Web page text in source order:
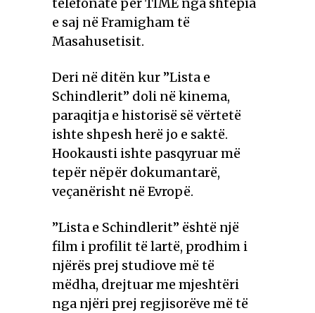
telefonatë për TIME nga shtëpia
e saj në Framigham të
Masahusetisit.
Deri në ditën kur ”Lista e
Schindlerit” doli në kinema,
paraqitja e historisë së vërtetë
ishte shpesh herë jo e saktë.
Hookausti ishte pasqyruar më
tepër nëpër dokumantarë,
veçanërisht në Evropë.
”Lista e Schindlerit” është një
film i profilit të lartë, prodhim i
njërës prej studiove më të
mëdha, drejtuar me mjeshtëri
nga njëri prej regjisorëve më të